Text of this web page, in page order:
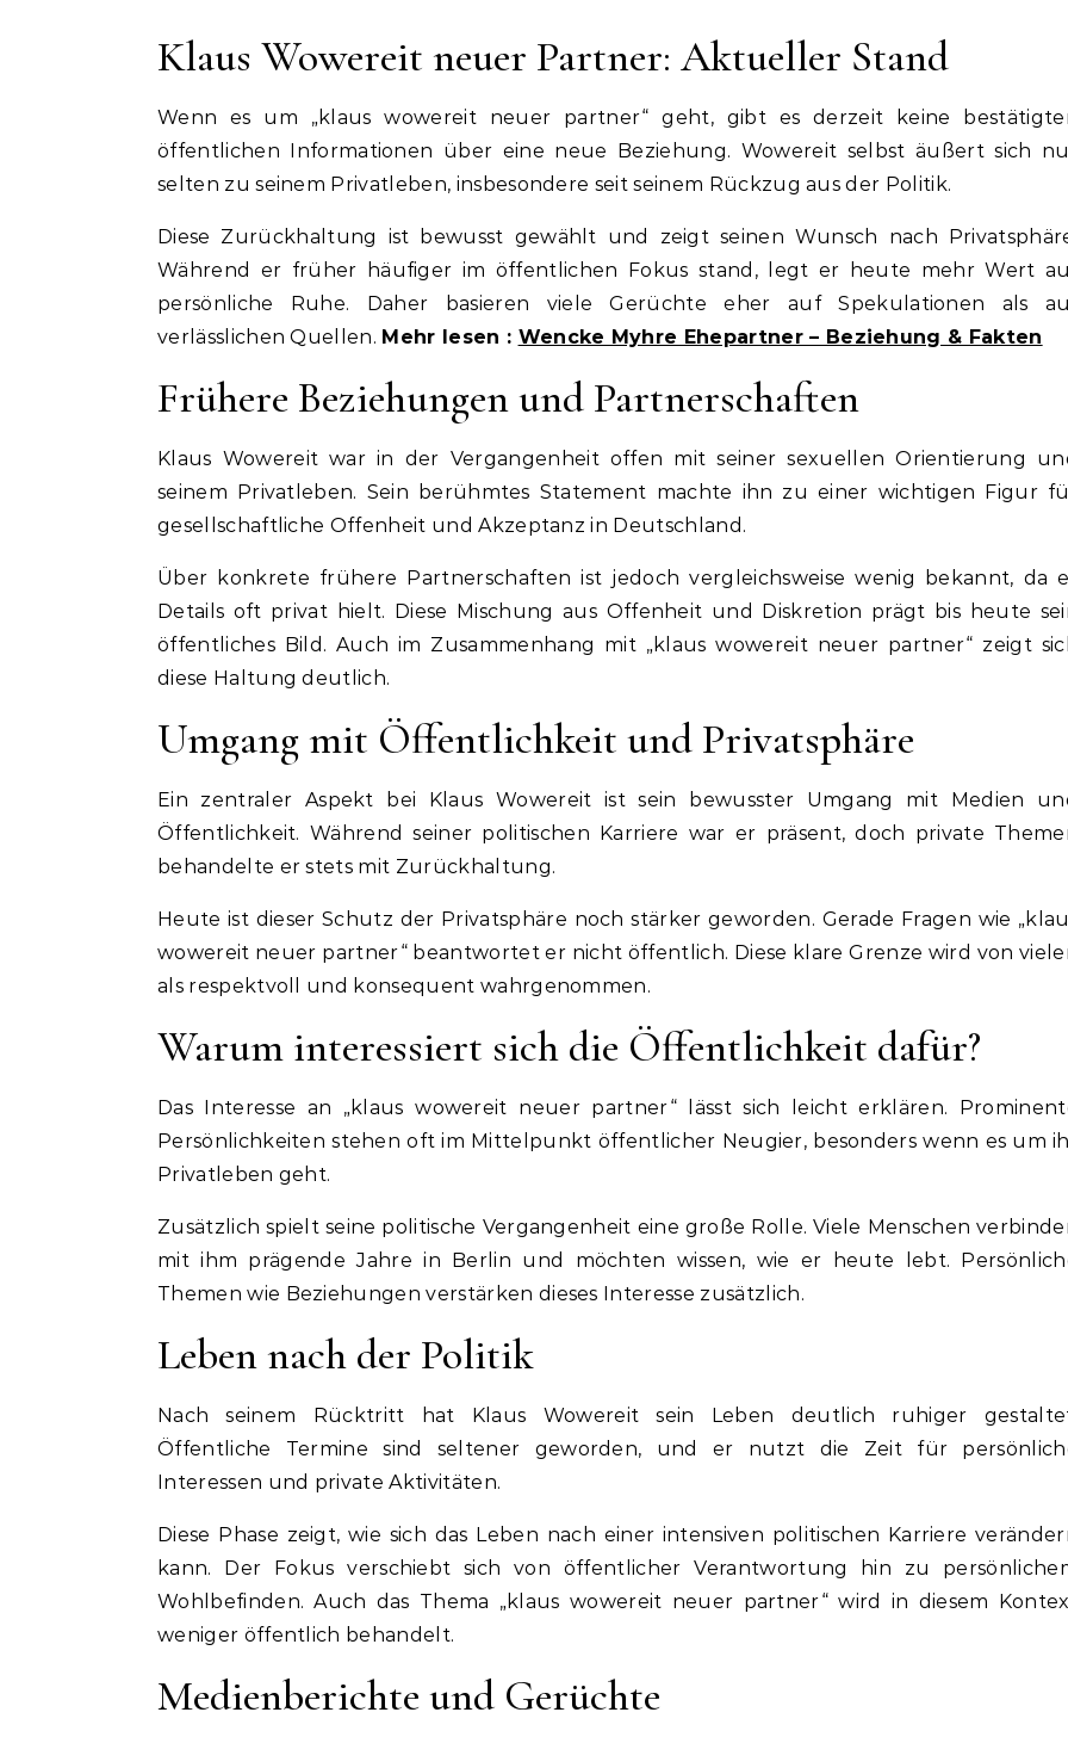
Klaus Wowereit neuer Partner: Aktueller Stand
Wenn es um „klaus wowereit neuer partner“ geht, gibt es derzeit keine
öffentlichen Informationen über eine neue Beziehung. Wowereit selbst äußert sich
selten zu seinem Privatleben, insbesondere seit seinem Rückzug aus der Politik.
Diese Zurückhaltung ist bewusst gewählt und zeigt seinen Wunsch nach
Während er früher häufiger im öffentlichen Fokus stand, legt er heute mehr Wert
persönliche Ruhe. Daher basieren viele Gerüchte eher auf Spekulationen als
verlässlichen Quellen. Mehr lesen : Wencke Myhre Ehepartner – Beziehung & Fakten
Frühere Beziehungen und Partnerschaften
Klaus Wowereit war in der Vergangenheit offen mit seiner sexuellen Orientierung
seinem Privatleben. Sein berühmtes Statement machte ihn zu einer wichtigen Figur
gesellschaftliche Offenheit und Akzeptanz in Deutschland.
Über konkrete frühere Partnerschaften ist jedoch vergleichsweise wenig bekannt, da
Details oft privat hielt. Diese Mischung aus Offenheit und Diskretion prägt bis heute
öffentliches Bild. Auch im Zusammenhang mit „klaus wowereit neuer partner“ zeigt
diese Haltung deutlich.
Umgang mit Öffentlichkeit und Privatsphäre
Ein zentraler Aspekt bei Klaus Wowereit ist sein bewusster Umgang mit Medien
Öffentlichkeit. Während seiner politischen Karriere war er präsent, doch private
behandelte er stets mit Zurückhaltung.
Heute ist dieser Schutz der Privatsphäre noch stärker geworden. Gerade Fragen wie
wowereit neuer partner“ beantwortet er nicht öffentlich. Diese klare Grenze wird von
als respektvoll und konsequent wahrgenommen.
Warum interessiert sich die Öffentlichkeit dafür?
Das Interesse an „klaus wowereit neuer partner“ lässt sich leicht erklären.
Persönlichkeiten stehen oft im Mittelpunkt öffentlicher Neugier, besonders wenn es um
Privatleben geht.
Zusätzlich spielt seine politische Vergangenheit eine große Rolle. Viele Menschen
mit ihm prägende Jahre in Berlin und möchten wissen, wie er heute lebt.
Themen wie Beziehungen verstärken dieses Interesse zusätzlich.
Leben nach der Politik
Nach seinem Rücktritt hat Klaus Wowereit sein Leben deutlich ruhiger
Öffentliche Termine sind seltener geworden, und er nutzt die Zeit für
Interessen und private Aktivitäten.
Diese Phase zeigt, wie sich das Leben nach einer intensiven politischen Karriere
kann. Der Fokus verschiebt sich von öffentlicher Verantwortung hin zu
Wohlbefinden. Auch das Thema „klaus wowereit neuer partner“ wird in diesem
weniger öffentlich behandelt.
Medienberichte und Gerüchte